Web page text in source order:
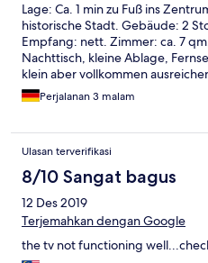
Lage: Ca. 1 min zu Fuß ins
historische Stadt. Gebäude: 2
Empfang: nett. Zimmer: ca. 7
Nachttisch, kleine Ablage,
klein aber vollkommen
Essenraum: nein: Food street in
Fazit. Zwar enges Zimmer. Zum
und Tee gratis zur
Spender
Perjalanan 3 malam
Ulasan terverifikasi
8/10 Sangat bagus
12 Des 2019
Terjemahkan dengan Google
the tv not functioning